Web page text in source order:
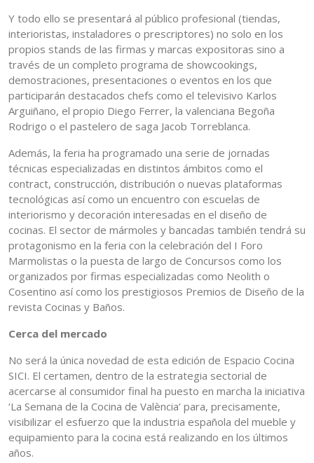
Y todo ello se presentará al público profesional (tiendas,
interioristas, instaladores o prescriptores) no solo en los
propios stands de las firmas y marcas expositoras sino a
través de un completo programa de showcookings,
demostraciones, presentaciones o eventos en los que
participarán destacados chefs como el televisivo Karlos
Arguiñano, el propio Diego Ferrer, la valenciana Begoña
Rodrigo o el pastelero de saga Jacob Torreblanca.
Además, la feria ha programado una serie de jornadas
técnicas especializadas en distintos ámbitos como el
contract, construcción, distribución o nuevas plataformas
tecnológicas así como un encuentro con escuelas de
interiorismo y decoración interesadas en el diseño de
cocinas. El sector de mármoles y bancadas también tendrá su
protagonismo en la feria con la celebración del I Foro
Marmolistas o la puesta de largo de Concursos como los
organizados por firmas especializadas como Neolith o
Cosentino así como los prestigiosos Premios de Diseño de la
revista Cocinas y Baños.
Cerca del mercado
No será la única novedad de esta edición de Espacio Cocina
SICI. El certamen, dentro de la estrategia sectorial de
acercarse al consumidor final ha puesto en marcha la iniciativa
‘La Semana de la Cocina de València’ para, precisamente,
visibilizar el esfuerzo que la industria española del mueble y
equipamiento para la cocina está realizando en los últimos
años.